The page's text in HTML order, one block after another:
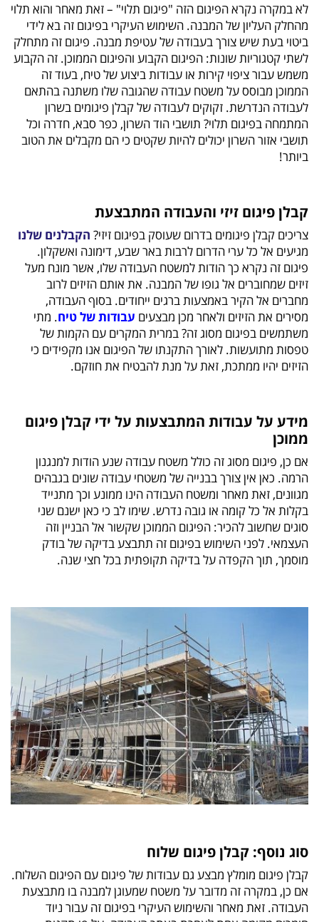
לא במקרה נקרא הפיגום הזה "פיגום תלוי" – זאת מאחר והוא תלוי
מהחלק העליון של המבנה. השימוש העיקרי בפיגום זה בא לידי
ביטוי בעת שיש צורך בעבודה של עטיפת מבנה. פיגום זה מתחלק
לשתי קטגוריות שונות: הפיגום הקבוע והפיגום הממוכן. זה הקבוע
משמש עבור ציפוי קירות או עבודות ביצוע של טיח, בעוד זה
הממוכן מבוסס על משטח עבודה שהגובה שלו משתנה בהתאם
לעבודה הנדרשת. זקוקים לעבודה של קבלן פיגומים בשרון
המתמחה בפיגום תלוי? תושבי הוד השרון, כפר סבא, חדרה וכל
תושבי אזור השרון יכולים להיות שקטים כי הם מקבלים את הטוב
ביותר!
קבלן פיגום זיזי והעבודה המתבצעת
צריכים קבלן פיגומים בדרום שעוסק בפיגום זיזי? הקבלנים שלנו
מגיעים אל כל ערי הדרום לרבות באר שבע, דימונה ואשקלון.
פיגום זה נקרא כך הודות למשטח העבודה שלו, אשר מונח מעל
זיזים שמחוברים אל גופו של המבנה. את אותם הזיזים לרוב
מחברים אל הקיר באמצעות ברגים ייחודים. בסוף העבודה,
מסירים את הזיזים ולאחר מכן מבצעים עבודות של טיח. מתי
משתמשים בפיגום מסוג זה? במרית המקרים עם הקמות של
טפסות מתועשות. לאורך התקנתו של הפיגום אנו מקפידים כי
הזיזים יהיו ממתכת, זאת על מנת להבטיח את חוזקם.
מידע על עבודות המתבצעות על ידי קבלן פיגום
ממוכן
אם כן, פיגום מסוג זה כולל משטח עבודה שנע הודות למנגנון
הרמה. כאן אין צורך בבנייה של משטחי עבודה שונים בגבהים
מגוונים, זאת מאחר ומשטח העבודה הינו ממונע וכך מתנייד
בקלות אל כל קומה או גובה נדרש. שימו לב כי כאן ישנם שני
סוגים שחשוב להכיר: הפיגום הממוכן שקשור אל הבניין וזה
העצמאי. לפני השימוש בפיגום זה תתבצע בדיקה של בודק
מוסמך, תוך הקפדה על בדיקה תקופתית בכל חצי שנה.
סוג נוסף: קבלן פיגום שלוח
קבלן פיגום מומלץ מבצע גם עבודות של פיגום עם הפיגום השלוח.
אם כן, במקרה זה מדובר על משטח שמעוגן למבנה בו מתבצעת
העבודה. זאת מאחר והשימוש העיקרי בפיגום זה עבור ניוד